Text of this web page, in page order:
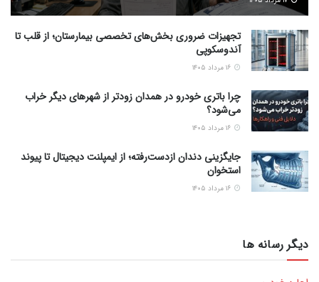
تجهیزات ضروری بخش‌های تخصصی بیمارستان؛ از قلب تا
آندوسکوپی
چرا باتری خودرو در همدان زودتر از شهرهای دیگر خراب
می‌شود؟
جایگزینی دندان ازدست‌رفته؛ از ایمپلنت دیجیتال تا پیوند
استخوان
دیگر رسانه ها